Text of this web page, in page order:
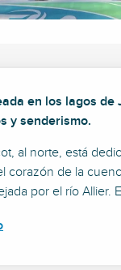
en los lagos
y senderismo.
al norte, está
corazón de la
por el río Allier.